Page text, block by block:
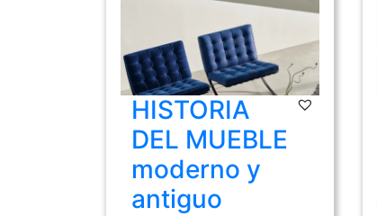
HISTORIA
DEL MUEBLE
moderno y
antiguo